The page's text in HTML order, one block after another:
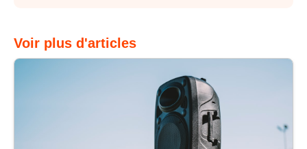
Voir plus d'articles